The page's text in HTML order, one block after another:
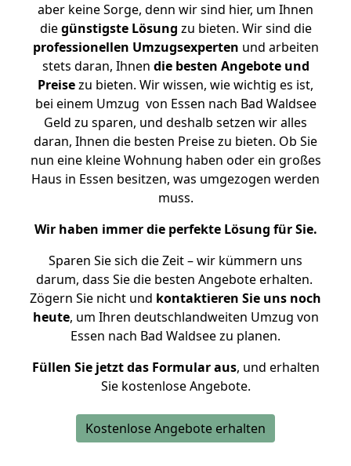
aber keine Sorge, denn wir sind hier, um Ihnen
diegünstigste Lösung zu bieten. Wir sind die
professionellen Umzugsexperten und arbeiten
stets daran, Ihnen die besten Angebote und
Preisezu bieten. Wir wissen, wie wichtig es ist,
bei einem Umzug von Essen nach Bad Waldsee
Geld zu sparen, und deshalb setzen wir alles
daran, Ihnen die besten Preise zu bieten. Ob Sie
nun eine kleine Wohnung haben oder ein großes
Haus in Essen besitzen, was umgezogen werden
muss.
Wir haben immer die perfekte Lösung für Sie.
Sparen Sie sich die Zeit – wir kümmern uns
darum, dass Sie die besten Angebote erhalten.
Zögern Sie nicht und kontaktieren Sie uns noch
heute, um Ihren deutschlandweiten Umzug von
Essen nach Bad Waldsee zu planen.
Füllen Sie jetzt das Formular aus, und erhalten
Sie kostenlose Angebote.
Kostenlose Angebote erhalten